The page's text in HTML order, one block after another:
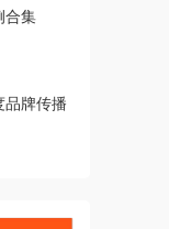
合集
品牌传播